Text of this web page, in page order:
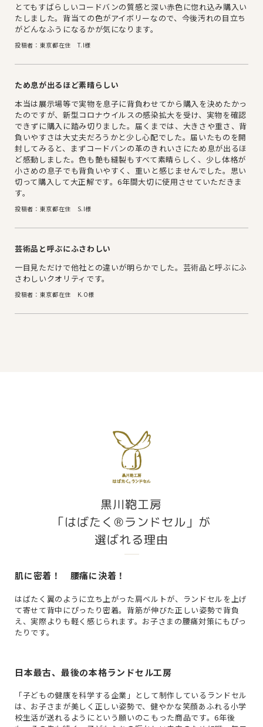
とてもすばらしいコードバンの質感と深い赤色に惚れ込み購入い
たしました。背当ての色がアイボリーなので、今後汚れの目立ち
がどんなふうになるかが気になります。
投稿者：東京都在住 T.I様
ため息が出るほど素晴らしい
本当は展示場等で実物を息子に背負わせてから購入を決めたかっ
たのですが、新型コロナウイルスの感染拡大を受け、実物を確認
できずに購入に踏み切りました。届くまでは、大きさや重さ、背
負いやすさは大丈夫だろうかと少し心配でした。届いたものを開
封してみると、まずコードバンの革のきれいさにため息が出るほ
ど感動しました。色も艶も縫製もすべて素晴らしく、少し体格が
小さめの息子でも背負いやすく、重いと感じませんでした。思い
切って購入して大正解です。6年間大切に使用させていただきま
す。
投稿者：東京都在住 S.I様
芸術品と呼ぶにふさわしい
一目見ただけで他社との違いが明らかでした。芸術品と呼ぶにふ
さわしいクオリティです。
投稿者：東京都在住 K.O様
黒川鞄工房
「はばたく®ランドセル」が
選ばれる理由
肌に密着！ 腰痛に決着！
はばたく翼のように立ち上がった肩ベルトが、ランドセルを上げ
て寄せて背中にぴったり密着。背筋が伸びた正しい姿勢で背負
え、実際よりも軽く感じられます。お子さまの腰痛対策にもぴっ
たりです。
日本最古、最後の本格ランドセル工房
「子どもの健康を科学する企業」として制作しているランドセル
は、お子さまが美しく正しい姿勢で、健やかな笑顔あふれる小学
校生活が送れるようにという願いのこもった商品です。6年後